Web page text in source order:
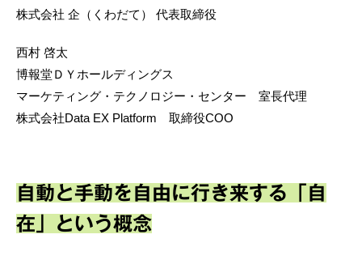
株式会社 企（くわだて） 代表取締役
西村 啓太
博報堂ＤＹホールディングス
マーケティング・テクノロジー・センター 室長代理
株式会社Data EX Platform 取締役COO
自動と手動を自由に行き来する「自
在」という概念